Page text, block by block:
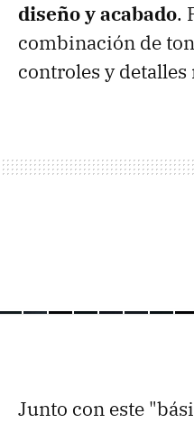
diseño y acabado.
combinación de
controles y detalles
Junto con este